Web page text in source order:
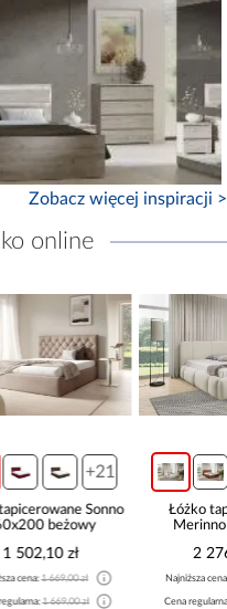
Zobacz więcej inspiracji >
online
+21
Sonno
beżowy
1 502,10 zł
cena:1 669,00 zł
1 669,00 zł
Łóżko
2
Najniższa
Cena